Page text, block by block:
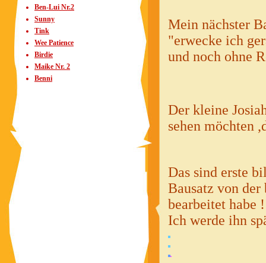
Ben-Lui Nr.2
Sunny
Tink
Wee Patience
Birdie
Maike Nr. 2
Benni
Mein nächster
"erwecke ich
und noch ohne
Der kleine
sehen möchten
Das sind erste
Bausatz von
bearbeitet habe
Ich werde ihn